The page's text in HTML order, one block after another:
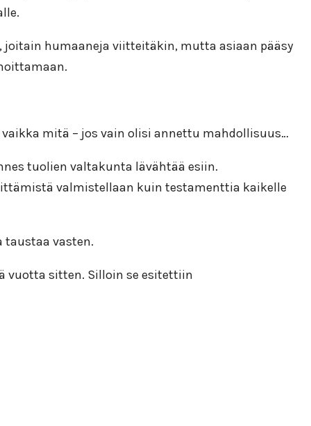
joitain humaaneja viitteitäkin, mutta asiaan pääsy
mitä – jos vain olisi annettu mahdollisuus…
tuolien valtakunta lävähtää esiin.
valmistellaan kuin testamenttia kaikelle
taustaa vasten.
vuotta sitten. Silloin se esitettiin